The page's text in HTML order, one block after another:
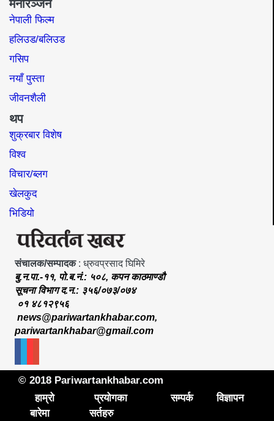
मनोरञ्जन
नेपाली फिल्म
हलिउड/बलिउड
गसिप
नयाँ पुस्ता
जीवनशैली
थप
शुक्रबार विशेष
विश्व
विचार/ब्लग
खेलकुद
भिडियो
संचालक/सम्पादक: ध्रुवप्रसाद घिमिरे
बु.न.पा.-११, पो.ब.नं.: ५०८, कपन काठमाण्डौ
सूचना विभाग द.न.: ३५६/०७३/०७४
०१ ४८१२९५६
news@pariwartankhabar.com,
pariwartankhabar@gmail.com
© 2018 Pariwartankhabar.com
हाम्रो
बारेमा
प्रयोगका
सर्तहरु
सम्पर्क विज्ञापन